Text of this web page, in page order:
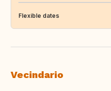
Flexible dates
Vecindario